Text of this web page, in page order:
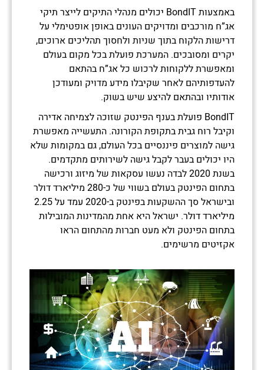
באמצעות BondIT יכולים מנהלי התיקים לייצר תיקי
אג”ח מורכבים ומדויקים העונים באופן אופטימלי על
דרישות הלקוח בתוך שניות ולחסוך תהליכים ארוכים,
יקרים ומסובכים. המערכת פועלת בכל מקום בעולם
ומאפשרת ללקוחות לרכוש כל אג”ח בהתאם
להעדפותיהם לאחר שקיבלו מידע מדויק ומעודכן
אודותיו ובהתאם להיצע שיש בשוק.
BondIT פועלת בענף הפינטק שזוכה לצמיחה אדירה
וקיבל רוח גבית בתקופת הקורונה. התעשייה מאפשרת
גישה למוצרים פיננסיים בכל העולם, גם במקומות שלא
היו יכולים בעבר לקבל גישה לשירותים מתקדמים.
בשנת 2020 לבדה נעשו עסקאות של מיזוג ורכישה
בתחום הפינטק בעולם בשווי של כ-280 מיליארד דולר
ובישראל סך ההשקעות בפינטק ב-2020 עמד על 2.25
מיליארד דולר. ישראל היא אחת מהמדינות המובילות
בתחום הפינטק ולא מעט חברות מהתחום הראו
אקזיטים מרשימים.